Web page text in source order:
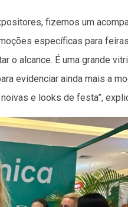
fizemos um
específicas para
o alcance. É uma grande
evidenciar ainda mais a
e looks de festa”,